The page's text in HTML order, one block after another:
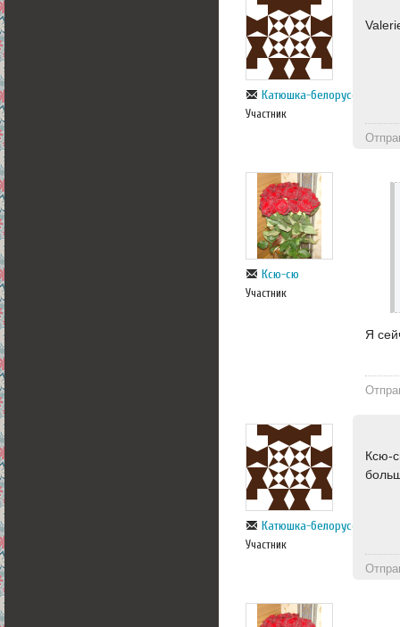
Катюшка-белорусска
Участник
Ксю-сю
Участник
Я
Катюшка-белорусска
Участник
Ксю-